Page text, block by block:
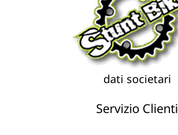
dati societari
Servizio Clienti